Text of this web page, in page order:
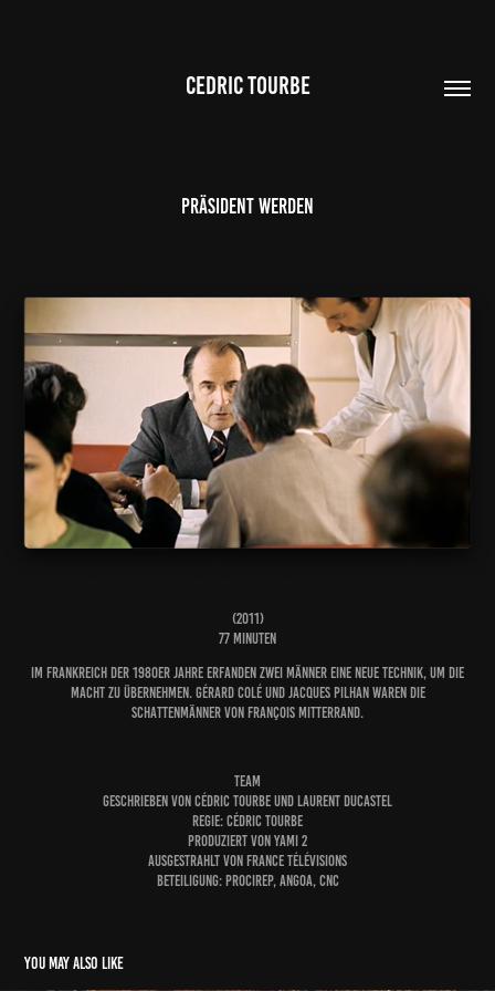
CEDRIC TOURBE
Präsident werden
(2011)
77 MINUTEN
Im Frankreich der 1980er Jahre erfanden zwei Männer eine neue Technik, um die
Macht zu übernehmen. Gérard Colé und jacques Pilhan waren die
Schattenmänner von François Mitterrand.
TEAM
GESCHRIEBEN VON CÉDRIC TOURBE UND LAURENT DUCASTEL
REGIE: CÉDRIC TOURBE
PRODUZIERT VON YAMI 2
AUSGESTRAHLT VON FRANCE TÉLÉVISIONS
Beteiligung: Procirep, Angoa, CNC
You may also like